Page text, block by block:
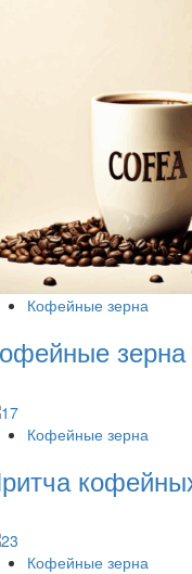
Кофейные зерна
зерна
Кофейные зерна
Кофейные зерна